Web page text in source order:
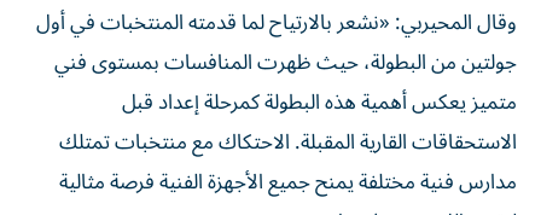
وقال المحيربي: «نشعر بالارتياح لما قدمته المنتخبات في أول
جولتين من البطولة، حيث ظهرت المنافسات بمستوى فني
متميز يعكس أهمية هذه البطولة كمرحلة إعداد قبل
الاستحقاقات القارية المقبلة. الاحتكاك مع منتخبات تمتلك
مدارس فنية مختلفة يمنح جميع الأجهزة الفنية فرصة مثالية